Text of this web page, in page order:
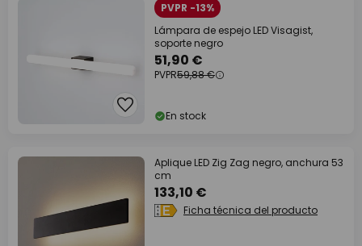
PVPR -13%
Lámpara de espejo LED Visagist,
soporte negro
51,90 €
PVPR59,88 €
En stock
Aplique LED Zig Zag negro, anchura 53
cm
133,10 €
Ficha técnica del producto